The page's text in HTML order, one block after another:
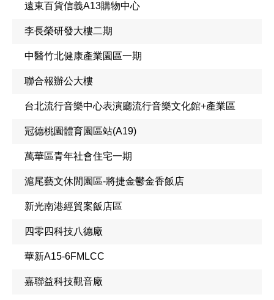
遠東百貨信義A13購物中心
李長榮研發大樓二期
中醫竹北健康產業園區一期
聯合報辦公大樓
台北流行音樂中心表演廳流行音樂文化館+產業區
冠德桃園體育園區站(A19)
萬華區青年社會住宅一期
滬尾藝文休閒園區-將捷金鬱金香飯店
新光南港經貿案飯店區
四零四科技八德廠
華新A15-6FMLCC
嘉聯益科技觀音廠